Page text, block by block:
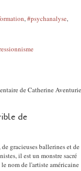
,#psychanalyse,
de Catherine
de
gracieuses ballerines et de
il est un monstre sacré
nom de l'artiste américaine